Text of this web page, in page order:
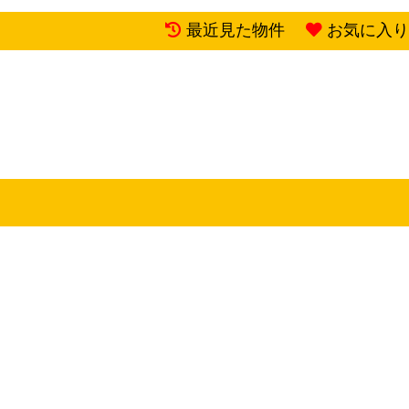
最近見た物件
お気に入り